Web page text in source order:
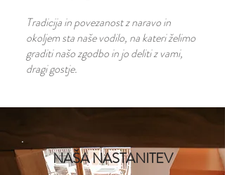
Tradicija in povezanost z naravo in
okoljem sta naše vodilo, na kateri želimo
graditi našo zgodbo in jo deliti z vami,
dragi gostje.
NAŠA NASTANITEV